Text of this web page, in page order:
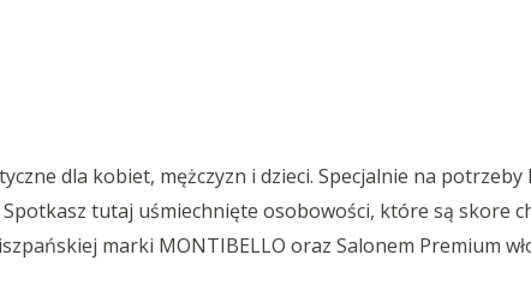
dla kobiet, mężczyzn i dzieci. Specjalnie na
tutaj uśmiechnięte osobowości, które są skore
marki MONTIBELLO oraz Salonem Premium